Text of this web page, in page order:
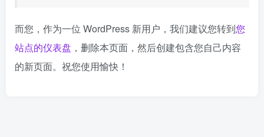
而您，作为一位 WordPress 新用户，我们建议您转到您
站点的仪表盘 ，删除本页面，然后创建包含您自己内容
的新页面。祝您使用愉快！